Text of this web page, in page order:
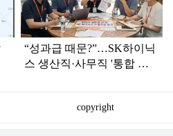
“성과급 때문?”…SK하이닉
스 생산직·사무직 '통합 노
copyright